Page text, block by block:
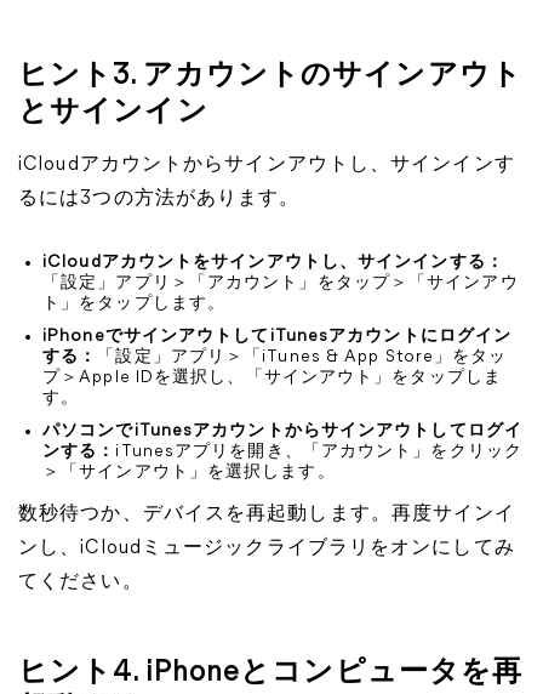
ヒント3. アカウントのサインアウト
とサインイン
iCloudアカウントからサインアウトし、サインインす
るには3つの方法があります。
iCloudアカウントをサインアウトし、サインインする：
「設定」アプリ＞「アカウント」をタップ＞「サインアウ
ト」をタップします。
iPhoneでサインアウトしてiTunesアカウントにログイン
する：
「設定」アプリ＞「iTunes & App Store」をタッ
プ＞Apple IDを選択し、「サインアウト」をタップしま
す。
パソコンでiTunesアカウントからサインアウトしてログイ
ンする： iTunesアプリを開き、「アカウント」をクリック
＞「サインアウト」を選択します。
数秒待つか、デバイスを再起動します。再度サインイ
ンし、iCloudミュージックライブラリをオンにしてみ
てください。
ヒント4. iPhoneとコンピュータを再